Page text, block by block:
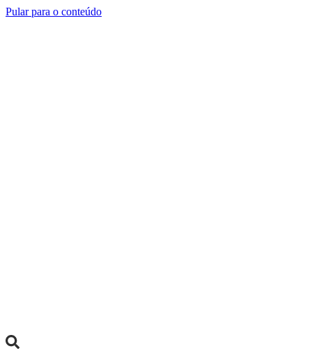
Pular para o conteúdo